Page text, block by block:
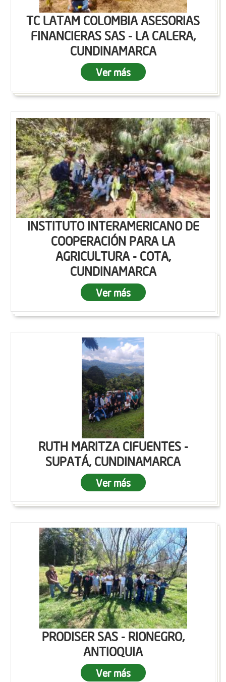
TC LATAM COLOMBIA ASESORIAS
FINANCIERAS SAS - LA CALERA,
CUNDINAMARCA
Ver más
INSTITUTO INTERAMERICANO DE
COOPERACIÓN PARA LA
AGRICULTURA - COTA,
CUNDINAMARCA
Ver más
RUTH MARITZA CIFUENTES -
SUPATÁ, CUNDINAMARCA
Ver más
PRODISER SAS - RIONEGRO,
ANTIOQUIA
Ver más